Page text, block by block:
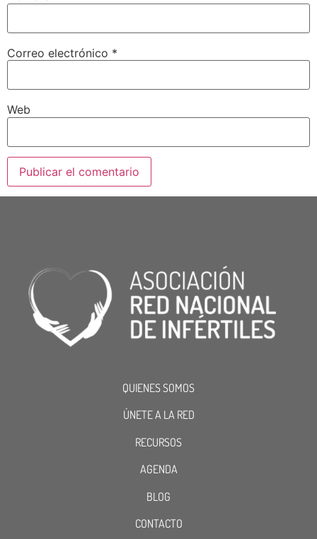
Correo electrónico *
Web
QUIENES SOMOS
ÚNETE A LA RED
RECURSOS
AGENDA
BLOG
CONTACTO